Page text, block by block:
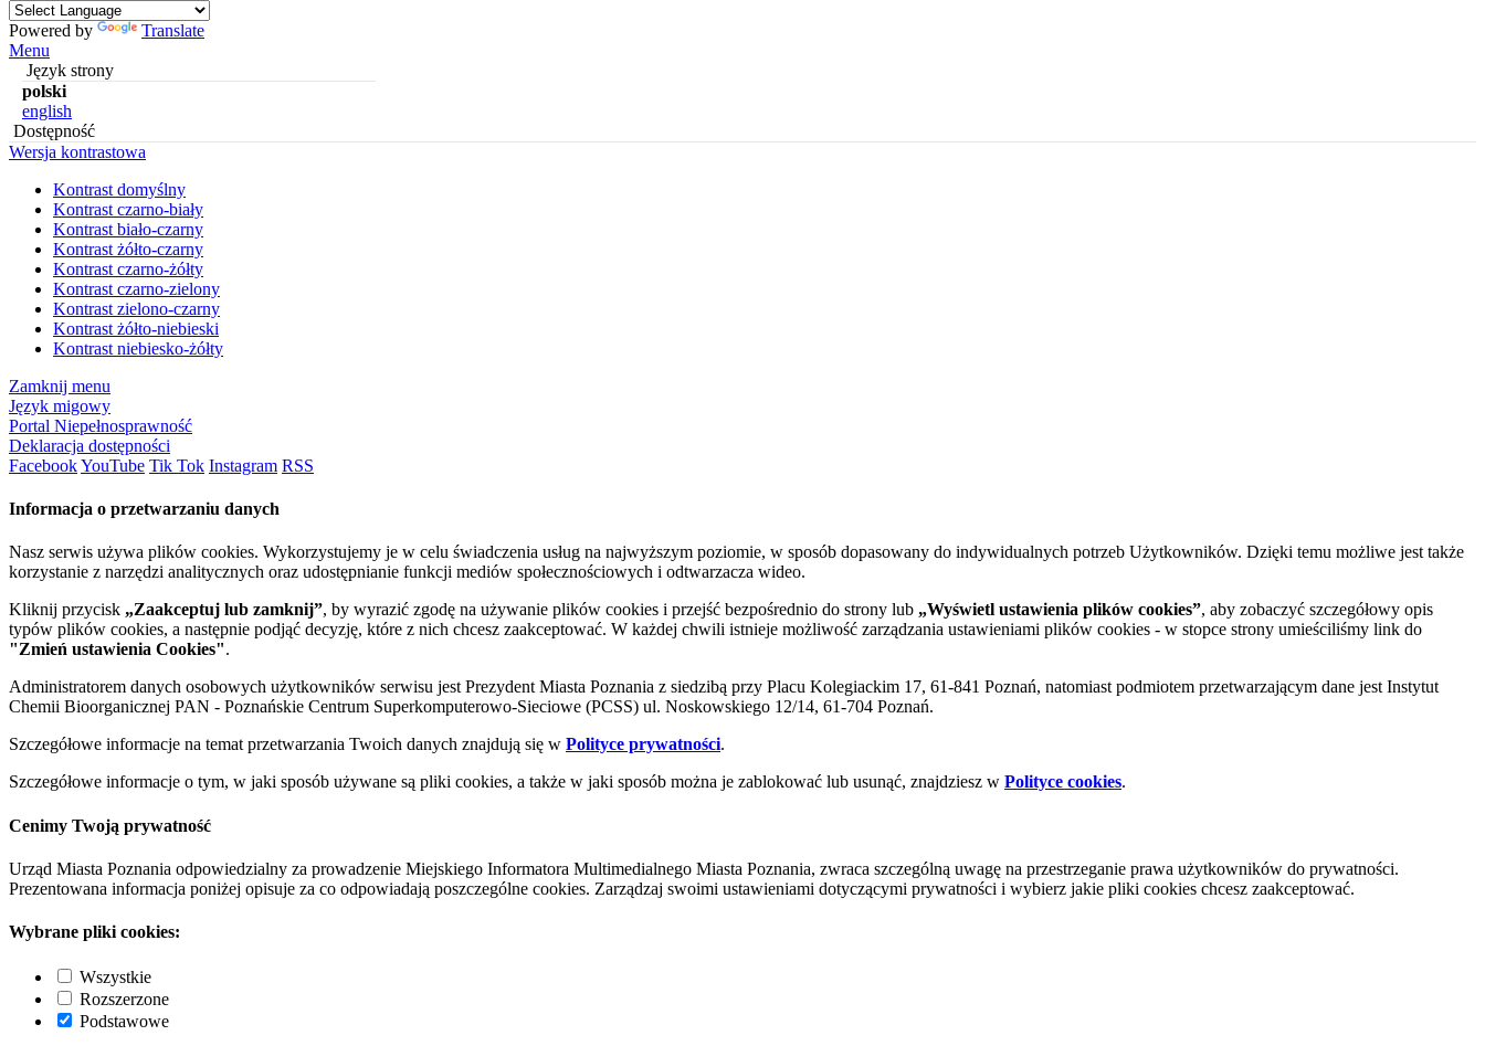
Powered by
Translate
Menu
Język strony
polski
english
Dostępność
Wersja kontrastowa
Kontrast domyślny
Kontrast czarno-biały
Kontrast biało-czarny
Kontrast żółto-czarny
Kontrast czarno-żółty
Kontrast czarno-zielony
Kontrast zielono-czarny
Kontrast żółto-niebieski
Kontrast niebiesko-żółty
Zamknij menu
Język migowy
Portal Niepełnosprawność
Deklaracja dostępności
FacebookYouTube Tik Tok Instagram RSS
Informacja o przetwarzaniu danych
Nasz serwis używa plików cookies. Wykorzystujemy je w celu świadczenia usług na najwyższym poziomie, w sposób dopasowany do indywidualnych potrzeb Użytkowników. Dzięki temu możliwe jest także
korzystanie z narzędzi analitycznych oraz udostępnianie funkcji mediów społecznościowych i odtwarzacza wideo.
Kliknij przycisk „Zaakceptuj lub zamknij”, by wyrazić zgodę na używanie plików cookies i przejść bezpośrednio do strony lub „Wyświetl ustawienia plików cookies”, aby zobaczyć szczegółowy opis
typów plików cookies, a następnie podjąć decyzję, które z nich chcesz zaakceptować. W każdej chwili istnieje możliwość zarządzania ustawieniami plików cookies - w stopce strony umieściliśmy link do
"Zmień ustawienia Cookies".
Administratorem danych osobowych użytkowników serwisu jest Prezydent Miasta Poznania z siedzibą przy Placu Kolegiackim 17, 61-841 Poznań, natomiast podmiotem przetwarzającym dane jest Instytut
Chemii Bioorganicznej PAN - Poznańskie Centrum Superkomputerowo-Sieciowe (PCSS) ul. Noskowskiego 12/14, 61-704 Poznań.
Szczegółowe informacje na temat przetwarzania Twoich danych znajdują się w Polityce prywatności.
Szczegółowe informacje o tym, w jaki sposób używane są pliki cookies, a także w jaki sposób można je zablokować lub usunąć, znajdziesz w Polityce cookies.
Cenimy Twoją prywatność
Urząd Miasta Poznania odpowiedzialny za prowadzenie Miejskiego Informatora Multimedialnego Miasta Poznania, zwraca szczególną uwagę na przestrzeganie prawa użytkowników do prywatności.
Prezentowana informacja poniżej opisuje za co odpowiadają poszczególne cookies. Zarządzaj swoimi ustawieniami dotyczącymi prywatności i wybierz jakie pliki cookies chcesz zaakceptować.
Wybrane pliki cookies:
Wszystkie
Rozszerzone
Podstawowe